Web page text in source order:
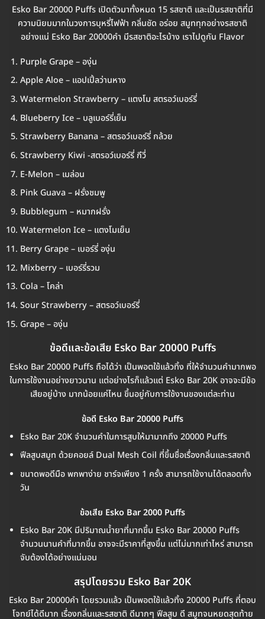
Esko Bar 20000 Puffs เปิดตัวมาทั้งหมด 15 รสชาติ และเป็นรสชาติที่มี
ความนิยมมากในวงการบุหรี่ไฟฟ้า กลิ่นชัด อร่อย สมูททุกอย่างรสชาติ
อย่างแน่ Esko Bar 20000คำ มีรสชาติอะไรบ้าง เราไปดูกัน Flavor
Purple Grape – องุ่น
Apple Aloe – แอปเปิ้ลว่านหาง
Watermelon Strawberry – แตงโม สตรอว์เบอร์รี่
Blueberry Ice – บลูเบอร์รี่เย็น
Strawberry Banana – สตรอว์เบอร์รี่ กล้วย
Strawberry Kiwi -สตรอว์เบอร์รี่ กีวี่
E-Melon – เมล่อน
Pink Guava – ฝรั่งชมพู
Bubblegum – หมากฝรั่ง
Watermelon Ice – แตงโมเย็น
Berry Grape – เบอร์รี่ องุ่น
Mixberry – เบอร์รี่รวม
Cola – โคล่า
Sour Strawberry – สตรอว์เบอร์รี่
Grape – องุ่น
ข้อดีและข้อเสีย Esko Bar 20000 Puffs
Esko Bar 20000 Puffs ถือได้ว่า เป็นพอตใช้แล้วทิ้ง ที่ให้จำนวนคำมากพอ
ในการใช้งานอย่างยาวนาน แต่อย่างไรก็แล้วแต่ Esko Bar 20K อาจจะมีข้อ
เสียอยู่บ้าง มากน้อยแค่ไหน ขึ้นอยู่กับการใช้งานของแต่ละท่าน
ข้อดี Esko Bar 20000 Puffs
Esko Bar 20K จำนวนคำในการสูบให้มามากถึง 20000 Puffs
ฟีลสูบสมูท ด้วยคอยล์ Dual Mesh Coil ที่ขึ้นชื่อเรื่องกลิ่นและรสชาติ
ขนาดพอดีมือ พกพาง่าย ชาร์จเพียง 1 ครั้ง สามารถใช้งานได้ตลอดทั้ง
วัน
ข้อเสีย Esko Bar 2000 Puffs
Esko Bar 20K มีปริมาณน้ำยาที่มากขึ้น Esko Bar 20000 Puffs
จำนวนนานคำที่มากขึ้น อาจจะมีราคาที่สูงขึ้น แต่ไม่มากเท่าไหร่ สามารถ
จับต้องได้อย่างแน่นอน
สรุปโดยรวม Esko Bar 20K
Esko Bar 20000คำ โดยรวมแล้ว เป็นพอตใช้แล้วทิ้ง 20000 Puffs ที่ตอบ
โจทย์ได้ดีมาก เรื่องกลิ่นและรสชาติ ดีมากๆ ฟีลสูบ ดี สมูทจนหยดสุดท้าย